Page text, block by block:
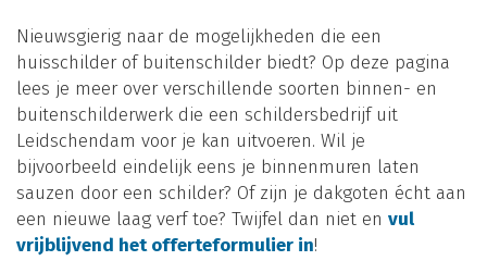
Nieuwsgierig naar de mogelijkheden die een
huisschilder of buitenschilder biedt? Op deze pagina
lees je meer over verschillende soorten binnen- en
buitenschilderwerk die een schildersbedrijf uit
Leidschendam voor je kan uitvoeren. Wil je
bijvoorbeeld eindelijk eens je binnenmuren laten
sauzen door een schilder? Of zijn je dakgoten écht aan
een nieuwe laag verf toe? Twijfel dan niet en vul
vrijblijvend het offerteformulier in!